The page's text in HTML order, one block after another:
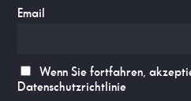
Email
Wenn Sie fortfahren,
Datenschutzrichtlinie